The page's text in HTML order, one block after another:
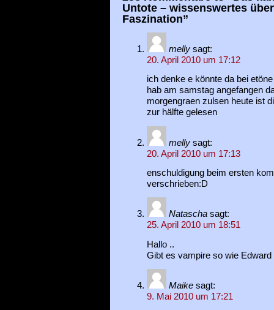
Untote – wissenswertes
Faszination”
melly sagt:
20. April 2010 um 17:12
ich denke e könnte da bei
hab am samstag angefangen
morgengraen zulsen heute ist
zur hälfte gelesen
melly sagt:
20. April 2010 um 17:13
enschuldigung beim ersten
verschrieben:D
Natascha sagt:
25. April 2010 um 18:51
Hallo ..
Gibt es vampire so wie Edward
Maike sagt:
9. Mai 2010 um 17:21